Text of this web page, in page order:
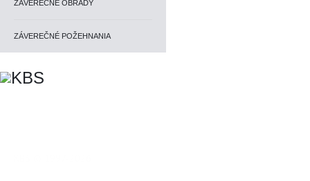
ZÁVEREČNÉ OBRADY
ZÁVEREČNÉ POŽEHNANIA